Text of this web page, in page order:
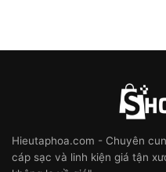
Hieutaphoa.com - Chuyên
cáp sạc và linh kiện giá tận